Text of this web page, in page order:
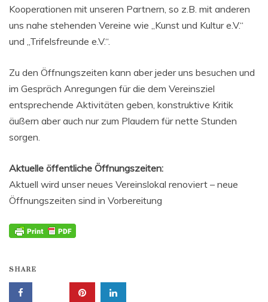
Kooperationen mit unseren Partnern, so z.B. mit anderen
uns nahe stehenden Vereine wie „Kunst und Kultur e.V.“
und „Trifelsfreunde e.V.“.
Zu den Öffnungszeiten kann aber jeder uns besuchen und
im Gespräch Anregungen für die dem Vereinsziel
entsprechende Aktivitäten geben, konstruktive Kritik
äußern aber auch nur zum Plaudern für nette Stunden
sorgen.
Aktuelle öffentliche Öffnungszeiten:
Aktuell wird unser neues Vereinslokal renoviert – neue
Öffnungszeiten sind in Vorbereitung
SHARE